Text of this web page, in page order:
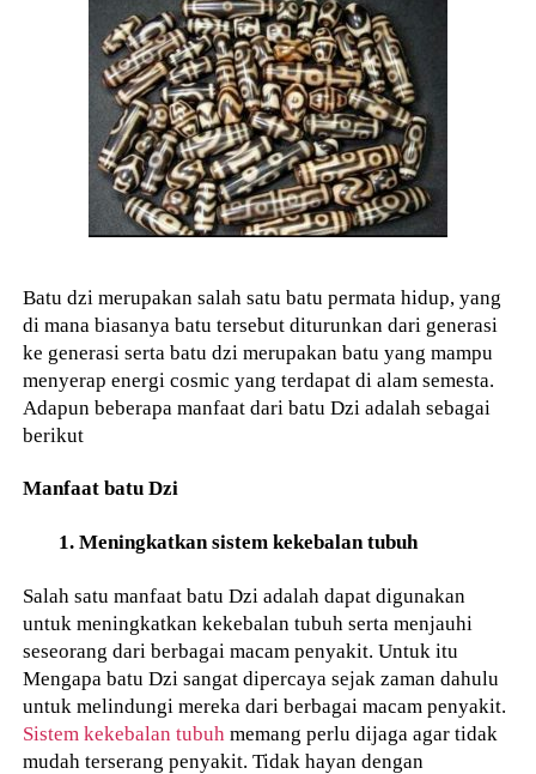
Batu dzi merupakan salah satu batu permata hidup, yang
di mana biasanya batu tersebut diturunkan dari generasi
ke generasi serta batu dzi merupakan batu yang mampu
menyerap energi cosmic yang terdapat di alam semesta.
Adapun beberapa manfaat dari batu Dzi adalah sebagai
berikut
Manfaat batu Dzi
1. Meningkatkan sistem kekebalan tubuh
Salah satu manfaat batu Dzi adalah dapat digunakan
untuk meningkatkan kekebalan tubuh serta menjauhi
seseorang dari berbagai macam penyakit. Untuk itu
Mengapa batu Dzi sangat dipercaya sejak zaman dahulu
untuk melindungi mereka dari berbagai macam penyakit.
Sistem kekebalan tubuh memang perlu dijaga agar tidak
mudah terserang penyakit. Tidak hayan dengan